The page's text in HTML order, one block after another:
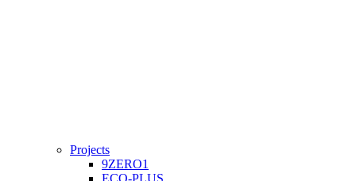
Projects
9ZERO1
ECO-PLUS